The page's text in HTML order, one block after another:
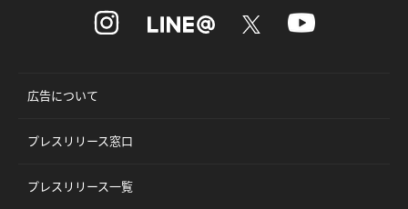
広告について
プレスリリース窓口
プレスリリース一覧